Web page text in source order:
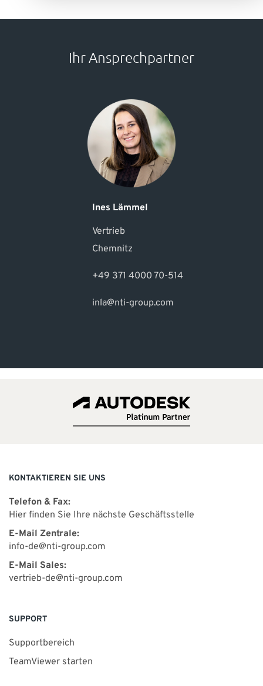
Ihr Ansprechpartner
Ines Lämmel
Vertrieb
Chemnitz
+49 371 4000 70-514
inla@nti-group.com
KONTAKTIEREN SIE UNS
Telefon & Fax:
Hier finden Sie Ihre nächste Geschäftsstelle
E-Mail Zentrale:
info-de@nti-group.com
E-Mail Sales:
vertrieb-de@nti-group.com
SUPPORT
Supportbereich
TeamViewer starten